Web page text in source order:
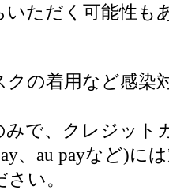
いただく可能性も
クの着用など感染
みで、クレジット
、au payなど)に
い。